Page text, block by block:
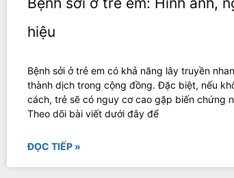
hiệu
Bệnh sởi ở trẻ em có khả năng lây truyền
thành dịch trong cộng đồng. Đặc biệt, nếu
cách, trẻ sẽ có nguy cơ cao gặp biến chứng
Theo dõi bài viết dưới đây để
ĐỌC TIẾP »